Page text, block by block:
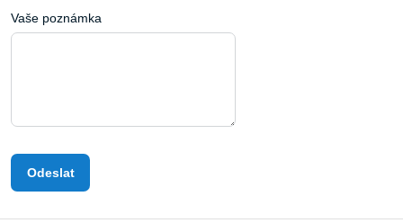
Vaše poznámka
Odeslat